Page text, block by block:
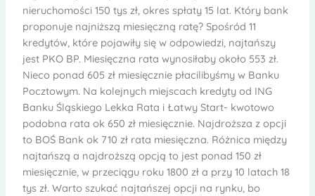
nieruchomości 150 tys zł, okres spłaty 15 lat. Który bank
proponuje najniższą miesięczną ratę? Spośród 11
kredytów, które pojawiły się w odpowiedzi, najtańszy
jest PKO BP. Miesięczna rata wynosiłaby około 553 zł.
Nieco ponad 605 zł miesięcznie płacilibyśmy w Banku
Pocztowym. Na kolejnych miejscach kredyty od ING
Banku Śląskiego Lekka Rata i Łatwy Start- kwotowo
podobna rata ok 650 zł miesięcznie. Najdroższa z opcji
to BOŚ Bank ok 710 zł rata miesięczna. Różnica między
najtańszą a najdroższą opcją to jest ponad 150 zł
miesięcznie, w przeciągu roku 1800 zł a przy 10 latach 18
tys zł. Warto szukać najtańszej opcji na rynku, bo